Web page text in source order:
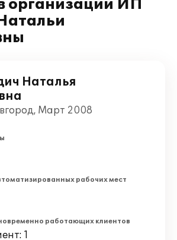
организации ИП
Наталья
Март 2008
рабочих мест
работающих клиентов
1